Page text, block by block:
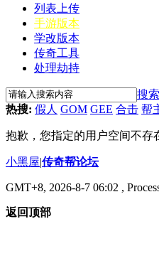
列表上传
手游版本
学改版本
传奇工具
处理劫持
搜索
热搜: 假人 GOM GEE 合击 帮
抱歉，您指定的用户空间不存
小黑屋|传奇帮论坛
GMT+8, 2026-8-7 06:02 ,
返回顶部